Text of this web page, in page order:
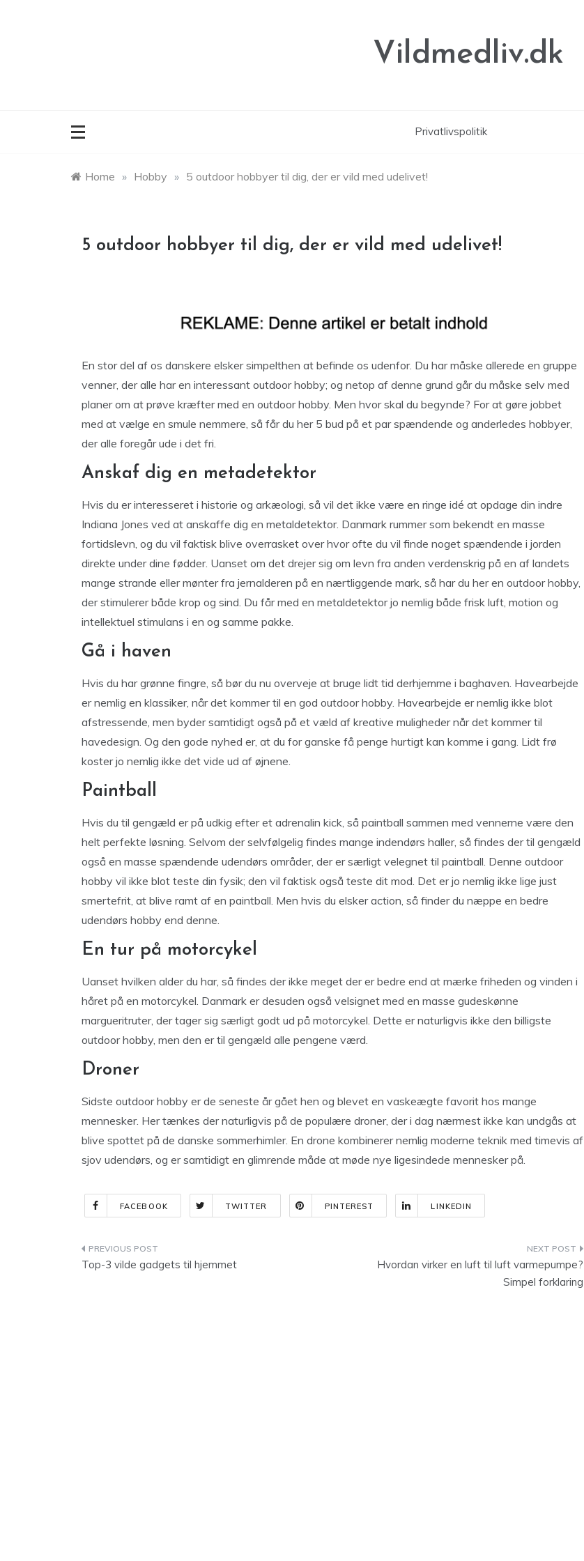
Vildmedliv.dk
Privatlivspolitik
Home » Hobby » 5 outdoor hobbyer til dig, der er vild med udelivet!
5 outdoor hobbyer til dig, der er vild med udelivet!
En stor del af os danskere elsker simpelthen at befinde os udenfor. Du har måske allerede en gruppe
venner, der alle har en interessant outdoor hobby; og netop af denne grund går du måske selv med
planer om at prøve kræfter med en outdoor hobby. Men hvor skal du begynde? For at gøre jobbet
med at vælge en smule nemmere, så får du her 5 bud på et par spændende og anderledes hobbyer,
der alle foregår ude i det fri.
Anskaf dig en metadetektor
Hvis du er interesseret i historie og arkæologi, så vil det ikke være en ringe idé at opdage din indre
Indiana Jones ved at anskaffe dig en metaldetektor. Danmark rummer som bekendt en masse
fortidslevn, og du vil faktisk blive overrasket over hvor ofte du vil finde noget spændende i jorden
direkte under dine fødder. Uanset om det drejer sig om levn fra anden verdenskrig på en af landets
mange strande eller mønter fra jernalderen på en nærtliggende mark, så har du her en outdoor hobby,
der stimulerer både krop og sind. Du får med en metaldetektor jo nemlig både frisk luft, motion og
intellektuel stimulans i en og samme pakke.
Gå i haven
Hvis du har grønne fingre, så bør du nu overveje at bruge lidt tid derhjemme i baghaven. Havearbejde
er nemlig en klassiker, når det kommer til en god outdoor hobby. Havearbejde er nemlig ikke blot
afstressende, men byder samtidigt også på et væld af kreative muligheder når det kommer til
havedesign. Og den gode nyhed er, at du for ganske få penge hurtigt kan komme i gang. Lidt frø
koster jo nemlig ikke det vide ud af øjnene.
Paintball
Hvis du til gengæld er på udkig efter et adrenalin kick, så paintball sammen med vennerne være den
helt perfekte løsning. Selvom der selvfølgelig findes mange indendørs haller, så findes der til gengæld
også en masse spændende udendørs områder, der er særligt velegnet til paintball. Denne outdoor
hobby vil ikke blot teste din fysik; den vil faktisk også teste dit mod. Det er jo nemlig ikke lige just
smertefrit, at blive ramt af en paintball. Men hvis du elsker action, så finder du næppe en bedre
udendørs hobby end denne.
En tur på motorcykel
Uanset hvilken alder du har, så findes der ikke meget der er bedre end at mærke friheden og vinden i
håret på en motorcykel. Danmark er desuden også velsignet med en masse gudeskønne
margueritruter, der tager sig særligt godt ud på motorcykel. Dette er naturligvis ikke den billigste
outdoor hobby, men den er til gengæld alle pengene værd.
Droner
Sidste outdoor hobby er de seneste år gået hen og blevet en vaskeægte favorit hos mange
mennesker. Her tænkes der naturligvis på de populære droner, der i dag nærmest ikke kan undgås at
blive spottet på de danske sommerhimler. En drone kombinerer nemlig moderne teknik med timevis af
sjov udendørs, og er samtidigt en glimrende måde at møde nye ligesindede mennesker på.
FACEBOOK TWITTER PINTEREST LINKEDIN
Indlægsnavigation
Top-3 vilde gadgets til hjemmet
Hvordan virker en luft til luft varmepumpe?
Simpel forklaring